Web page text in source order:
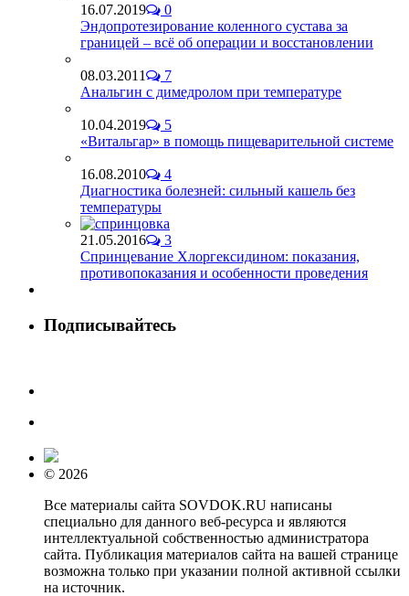
16.07.2019
0
Эндопротезирование коленного сустава за
границей – всё об операции и восстановлении
08.03.2011
7
Анальгин с димедролом при температуре
10.04.2019
5
«Витальгар» в помощь пищеварительной системе
16.08.2010
4
Диагностика болезней: сильный кашель без
температуры
21.05.2016
3
Спринцевание Хлоргексидином: показания,
противопоказания и особенности проведения
Подписывайтесь
© 2026
Все материалы сайта SOVDOK.RU написаны
специально для данного веб-ресурса и являются
интеллектуальной собственностью администратора
сайта. Публикация материалов сайта на вашей странице
возможна только при указании полной активной ссылки
на источник.